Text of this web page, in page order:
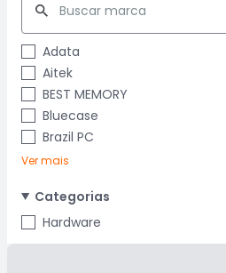
Adata
Aitek
BEST MEMORY
Bluecase
Brazil PC
Ver mais
Categorias
Hardware